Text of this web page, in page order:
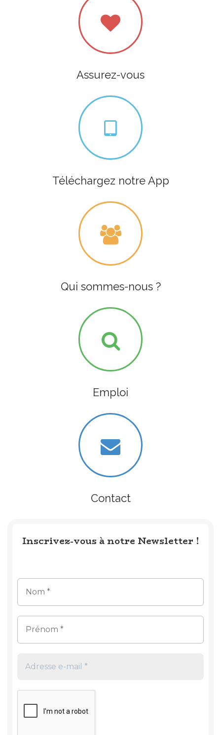
Assurez-vous
Téléchargez notre App
Qui sommes-nous ?
Emploi
Contact
Inscrivez-vous à notre Newsletter !